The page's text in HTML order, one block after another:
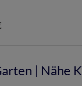
| Nähe